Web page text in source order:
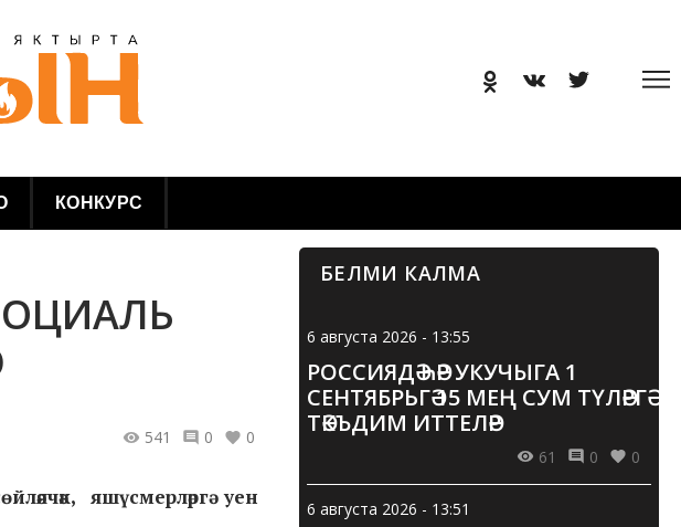
КОНКУРС
541 0 0
яшүсмерләргә уен
БЕЛМИ КАЛМА
6 августа 2026 - 13:55
РОССИЯДӘ ҺӘР УКУЧЫГА 1
СЕНТЯБРЬГӘ 15 МЕҢ СУМ ТҮЛӘРГӘ
ТӘКЪДИМ ИТТЕЛӘР
61 0 0
6 августа 2026 - 13:51